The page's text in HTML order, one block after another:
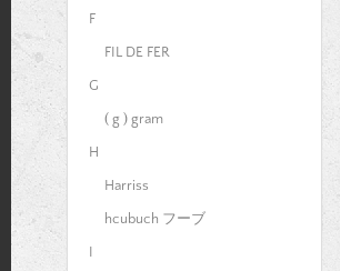
F
FIL DE FER
G
( g ) gram
H
Harriss
hcubuch フーブ